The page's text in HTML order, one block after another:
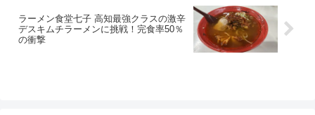
ラーメン食堂七子 高知最強クラスの激辛
デスキムチラーメンに挑戦！完食率50％
の衝撃